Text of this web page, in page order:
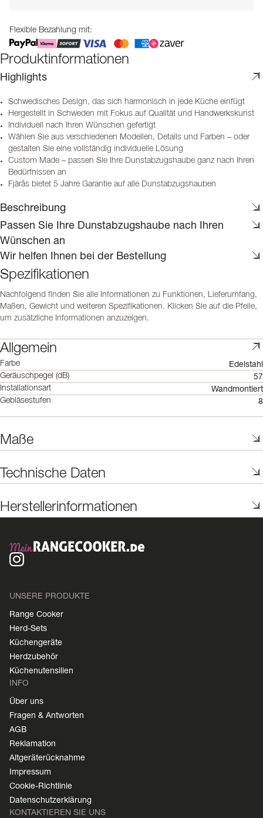
Flexible Bezahlung mit:
Produktinformationen
Highlights
Schwedisches Design, das sich harmonisch in jede Küche einfügt
Hergestellt in Schweden mit Fokus auf Qualität und Handwerkskunst
Individuell nach Ihren Wünschen gefertigt
Wählen Sie aus verschiedenen Modellen, Details und Farben – oder
gestalten Sie eine vollständig individuelle Lösung
Custom Made – passen Sie Ihre Dunstabzugshaube ganz nach Ihren
Bedürfnissen an
Fjärås bietet 5 Jahre Garantie auf alle Dunstabzugshauben
Beschreibung
Passen Sie Ihre Dunstabzugshaube nach Ihren
Wünschen an
Wir helfen Ihnen bei der Bestellung
Spezifikationen
Nachfolgend finden Sie alle Informationen zu Funktionen, Lieferumfang,
Maßen, Gewicht und weiteren Spezifikationen. Klicken Sie auf die Pfeile,
um zusätzliche Informationen anzuzeigen.
Allgemein
Farbe Edelstahl
Geräuschpegel (dB) 57
Installationsart Wandmontiert
Gebläsestufen 8
Maße
Technische Daten
Herstellerinformationen
UNSERE PRODUKTE
Range Cooker
Herd-Sets
Küchengeräte
Herdzubehör
Küchenutensilien
INFO
Über uns
Fragen & Antworten
AGB
Reklamation
Altgeräterücknahme
Impressum
Cookie-Richtlinie
Datenschutzerklärung
KONTAKTIEREN SIE UNS